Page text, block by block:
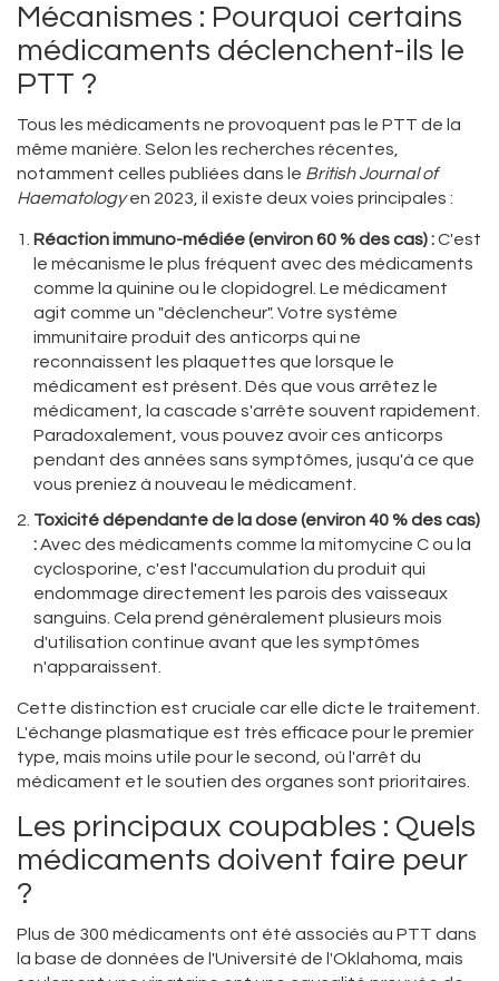
Mécanismes : Pourquoi certains
médicaments déclenchent-ils le
PTT ?
Tous les médicaments ne provoquent pas le PTT de la
même manière. Selon les recherches récentes,
notamment celles publiées dans le British Journal of
Haematologyen 2023, il existe deux voies principales :
Réaction immuno-médiée (environ 60 % des cas) :C'est
le mécanisme le plus fréquent avec des médicaments
comme la quinine ou le clopidogrel. Le médicament
agit comme un "déclencheur". Votre système
immunitaire produit des anticorps qui ne
reconnaissent les plaquettes que lorsque le
médicament est présent. Dès que vous arrêtez le
médicament, la cascade s'arrête souvent rapidement.
Paradoxalement, vous pouvez avoir ces anticorps
pendant des années sans symptômes, jusqu'à ce que
vous preniez à nouveau le médicament.
Toxicité dépendante de la dose (environ 40 % des cas)
:Avec des médicaments comme la mitomycine C ou la
cyclosporine, c'est l'accumulation du produit qui
endommage directement les parois des vaisseaux
sanguins. Cela prend généralement plusieurs mois
d'utilisation continue avant que les symptômes
n'apparaissent.
Cette distinction est cruciale car elle dicte le traitement.
L'échange plasmatique est très efficace pour le premier
type, mais moins utile pour le second, où l'arrêt du
médicament et le soutien des organes sont prioritaires.
Les principaux coupables : Quels
médicaments doivent faire peur
?
Plus de 300 médicaments ont été associés au PTT dans
la base de données de l'Université de l'Oklahoma, mais